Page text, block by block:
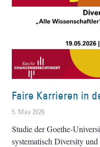
Faire Karrieren in
5. May 2026
Studie der Goethe-
systematisch Diversity